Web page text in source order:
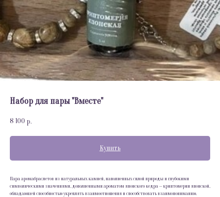
Набор для пары "Вместе"
8 100 р.
Купить
Пара аромабраслетов из натуральных камней, наполненных силой природы и глубокими
символическими значениями, дополненными ароматом японского кедра — криптомерии японской,
обладающей способностью укреплять взаимоотношения и способствовать взаимопониманию.